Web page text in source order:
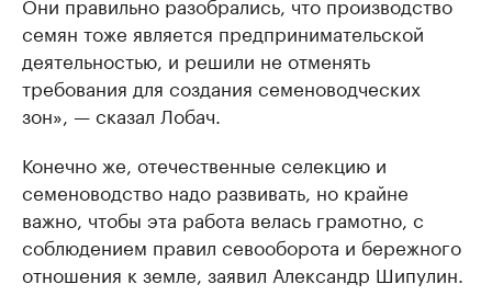
семян тоже является предпринимательской
деятельностью, и решили не отменять
требования для создания семеноводческих
зон», — сказал Лобач.
Конечно же, отечественные селекцию и
семеноводство надо развивать, но крайне
важно, чтобы эта работа велась грамотно, с
соблюдением правил севооборота и бережного
отношения к земле, заявил Александр Шипулин.